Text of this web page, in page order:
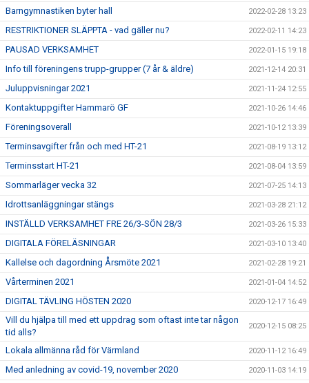
Barngymnastiken byter hall 2022-02-28 13:23
RESTRIKTIONER SLÄPPTA - vad gäller nu? 2022-02-11 14:23
PAUSAD VERKSAMHET 2022-01-15 19:18
Info till föreningens trupp-grupper (7 år & äldre) 2021-12-14 20:31
Juluppvisningar 2021 2021-11-24 12:55
Kontaktuppgifter Hammarö GF 2021-10-26 14:46
Föreningsoverall 2021-10-12 13:39
Terminsavgifter från och med HT-21 2021-08-19 13:12
Terminsstart HT-21 2021-08-04 13:59
Sommarläger vecka 32 2021-07-25 14:13
Idrottsanläggningar stängs 2021-03-28 21:12
INSTÄLLD VERKSAMHET FRE 26/3-SÖN 28/3 2021-03-26 15:33
DIGITALA FÖRELÄSNINGAR 2021-03-10 13:40
Kallelse och dagordning Årsmöte 2021 2021-02-28 19:21
Vårterminen 2021 2021-01-04 14:52
DIGITAL TÄVLING HÖSTEN 2020 2020-12-17 16:49
Vill du hjälpa till med ett uppdrag som oftast inte tar någon
tid alls?
2020-12-15 08:25
Lokala allmänna råd för Värmland 2020-11-12 16:49
Med anledning av covid-19, november 2020 2020-11-03 14:19